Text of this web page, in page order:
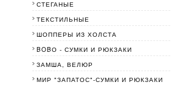
СТЕГАНЫЕ
ТЕКСТИЛЬНЫЕ
ШОППЕРЫ ИЗ ХОЛСТА
BOBО - СУМКИ И РЮКЗАКИ
ЗАМША, ВЕЛЮР
МИР "ЗАПАТОС"-СУМКИ И РЮКЗАКИ